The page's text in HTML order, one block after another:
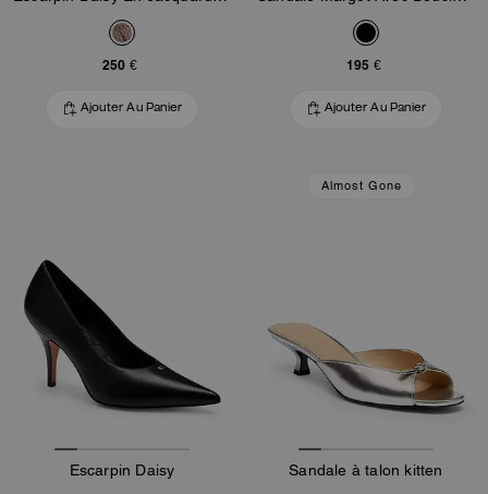
250 €
Ajouter Au Panier
195 €
Ajouter Au Panier
Escarpin Daisy
Almost Gone
Sandale à talon kitten